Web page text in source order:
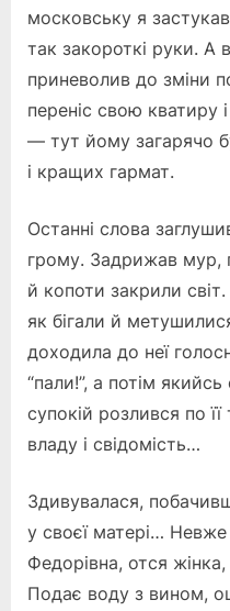
московську я
так закороткі руки. А
приневолив до зміни
переніс свою кватиру
— тут йому загарячо
і кращих гармат.
Останні слова
грому. Задрижав мур,
й копоти закрили
як бігали й
доходила до неї
“пали!”, а потім
супокій розлився по її
владу і свідомість…
Здивувалася,
у своєї матері…
Федорівна, отся
Подає воду з вином,